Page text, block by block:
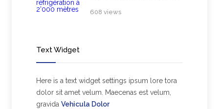
608 views
Text Widget
Here is a text widget settings ipsum lore tora
dolor sit amet velum. Maecenas est velum,
gravida Vehicula Dolor